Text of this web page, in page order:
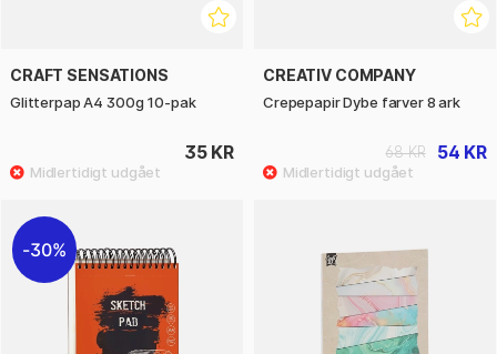
CRAFT SENSATIONS
Glitterpap A4 300g 10-pak
35 KR
CREATIV COMPANY
Crepepapir Dybe farver 8 ark
54 KR
68 KR
30%